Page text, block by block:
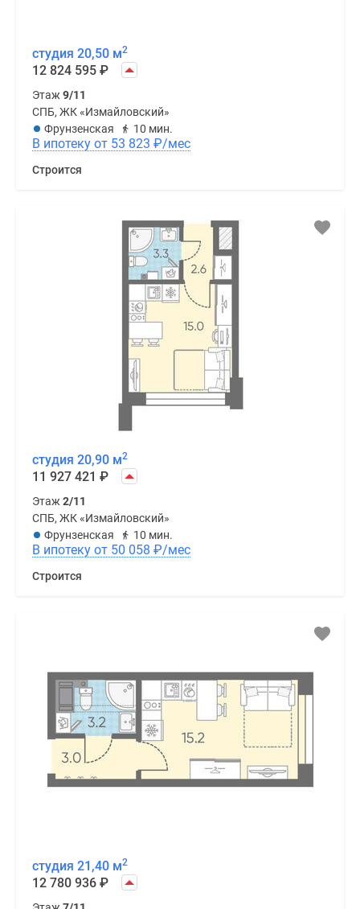
студия 20,50 м2
12 824 595 ₽
Этаж 9/11
СПБ, ЖК «Измайловский»
Фрунзенская
10 мин.
В ипотеку от 53 823 ₽/мес
Строится
студия 20,90 м2
11 927 421 ₽
Этаж 2/11
СПБ, ЖК «Измайловский»
Фрунзенская
10 мин.
В ипотеку от 50 058 ₽/мес
Строится
студия 21,40 м2
12 780 936 ₽